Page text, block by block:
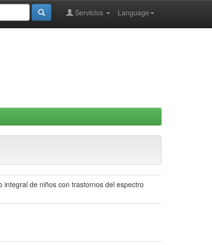
Language
Servicios
de niños con trastornos del espectro